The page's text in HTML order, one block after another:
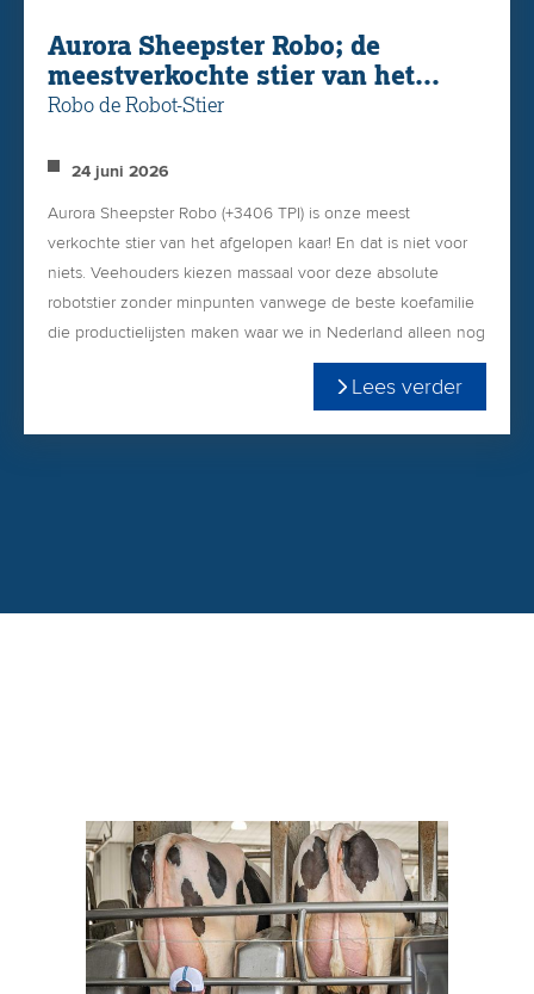
Ik hoop u als verkoper van United Sires in de toekomst te
spreken en met veel enthousiasme te vertellen over de
nieuwe stieren van United Sires en de sterke koefamilies.
Tot snel!"
Aurora Sheepster Robo; de
meestverkochte stier van het
afgelopen jaar!
Robo de Robot-Stier
24 juni 2026
Aurora Sheepster Robo (+3406 TPI) is onze meest
verkochte stier van het afgelopen kaar! En dat is niet voor
niets. Veehouders kiezen massaal voor deze absolute
robotstier zonder minpunten vanwege de beste koefamilie
die productielijsten maken waar we in Nederland alleen nog
Lees verder